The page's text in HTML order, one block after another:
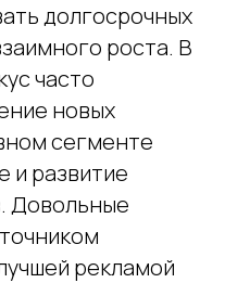
долгосрочных
роста. В
часто
новых
сегменте
и развитие
Довольные
рекламой